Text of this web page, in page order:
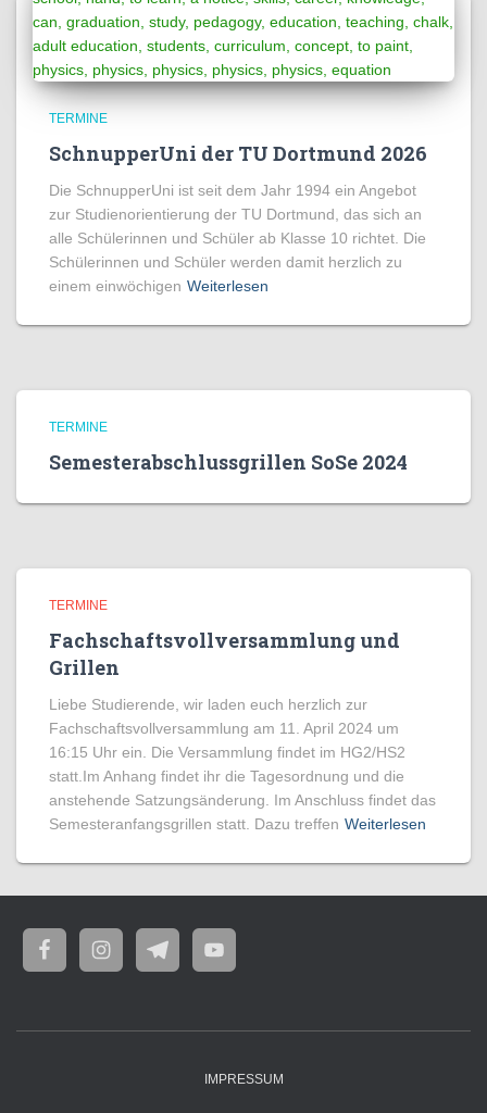
TERMINE
SchnupperUni der TU Dortmund 2026
Die SchnupperUni ist seit dem Jahr 1994 ein Angebot
zur Studienorientierung der TU Dortmund, das sich an
alle Schülerinnen und Schüler ab Klasse 10 richtet. Die
Schülerinnen und Schüler werden damit herzlich zu
einem einwöchigen Weiterlesen
TERMINE
Semesterabschlussgrillen SoSe 2024
TERMINE
Fachschaftsvollversammlung und
Grillen
Liebe Studierende, wir laden euch herzlich zur
Fachschaftsvollversammlung am 11. April 2024 um
16:15 Uhr ein. Die Versammlung findet im HG2/HS2
statt.Im Anhang findet ihr die Tagesordnung und die
anstehende Satzungsänderung. Im Anschluss findet das
Semesteranfangsgrillen statt. Dazu treffen Weiterlesen
IMPRESSUM